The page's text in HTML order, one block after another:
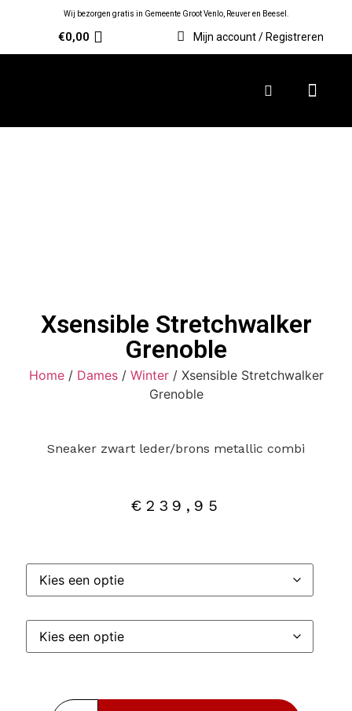
Wij bezorgen gratis in Gemeente Groot Venlo, Reuver en Beesel.
€0,00 Mijn account / Registreren
Xsensible Stretchwalker
Grenoble
Home/ Dames/ Winter/ Xsensible Stretchwalker
Grenoble
Sneaker zwart leder/brons metallic combi
€ 239,95